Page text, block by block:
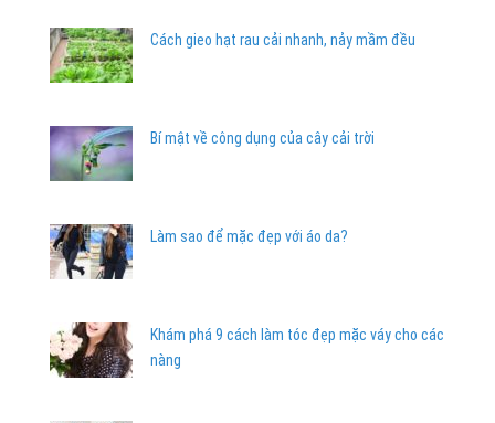
Cách gieo hạt rau cải nhanh, nảy mầm đều
Bí mật về công dụng của cây cải trời
Làm sao để mặc đẹp với áo da?
Khám phá 9 cách làm tóc đẹp mặc váy cho các
nàng